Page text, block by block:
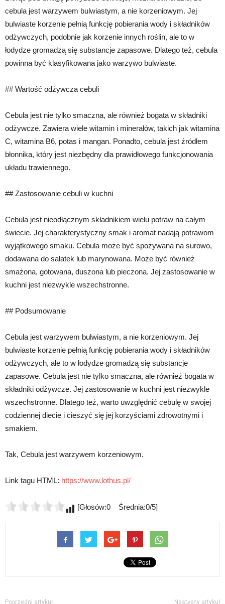
cebula jest warzywem bulwiastym, a nie korzeniowym. Jej
bulwiaste korzenie pełnią funkcję pobierania wody i składników
odżywczych, podobnie jak korzenie innych roślin, ale to w
łodydze gromadzą się substancje zapasowe. Dlatego też, cebula
powinna być klasyfikowana jako warzywo bulwiaste.
## Wartość odżywcza cebuli
Cebula jest nie tylko smaczna, ale również bogata w składniki
odżywcze. Zawiera wiele witamin i minerałów, takich jak witamina
C, witamina B6, potas i mangan. Ponadto, cebula jest źródłem
błonnika, który jest niezbędny dla prawidłowego funkcjonowania
układu trawiennego.
## Zastosowanie cebuli w kuchni
Cebula jest nieodłącznym składnikiem wielu potraw na całym
świecie. Jej charakterystyczny smak i aromat nadają potrawom
wyjątkowego smaku. Cebula może być spożywana na surowo,
dodawana do sałatek lub marynowana. Może być również
smażona, gotowana, duszona lub pieczona. Jej zastosowanie w
kuchni jest niezwykle wszechstronne.
## Podsumowanie
Cebula jest warzywem bulwiastym, a nie korzeniowym. Jej
bulwiaste korzenie pełnią funkcję pobierania wody i składników
odżywczych, ale to w łodydze gromadzą się substancje
zapasowe. Cebula jest nie tylko smaczna, ale również bogata w
składniki odżywcze. Jej zastosowanie w kuchni jest niezwykle
wszechstronne. Dlatego też, warto uwzględnić cebulę w swojej
codziennej diecie i cieszyć się jej korzyściami zdrowotnymi i
smakiem.
Tak, Cebula jest warzywem korzeniowym.
Link tagu HTML: https://www.lothus.pl/
[Głosów:0 Średnia:0/5]
Poprzedni artykuł Następny artykuł